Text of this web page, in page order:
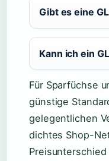
Gibt es eine
Kann ich ein
Für Sparfüchse
günstige
gelegentlichen
dichtes Shop-